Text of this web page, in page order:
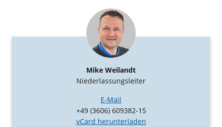
Mike Weilandt
Niederlassungsleiter
E-Mail
+49 (3606) 609382-15
vCard herunterladen